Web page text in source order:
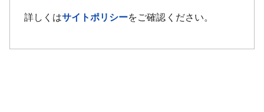
詳しくはサイトポリシーをご確認ください。